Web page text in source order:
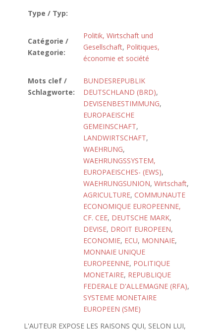
Type / Typ:
Catégorie /
Kategorie:
Politik, Wirtschaft und
Gesellschaft, Politiques,
économie et société
Mots clef /
Schlagworte:
BUNDESREPUBLIK
DEUTSCHLAND (BRD),
DEVISENBESTIMMUNG,
EUROPAEISCHE
GEMEINSCHAFT,
LANDWIRTSCHAFT,
WAEHRUNG,
WAEHRUNGSSYSTEM,
EUROPAEISCHES- (EWS),
WAEHRUNGSUNION, Wirtschaft,
AGRICULTURE, COMMUNAUTE
ECONOMIQUE EUROPEENNE,
CF. CEE, DEUTSCHE MARK,
DEVISE, DROIT EUROPEEN,
ECONOMIE, ECU, MONNAIE,
MONNAIE UNIQUE
EUROPEENNE, POLITIQUE
MONETAIRE, REPUBLIQUE
FEDERALE D'ALLEMAGNE (RFA),
SYSTEME MONETAIRE
EUROPEEN (SME)
L'AUTEUR EXPOSE LES RAISONS QUI, SELON LUI,